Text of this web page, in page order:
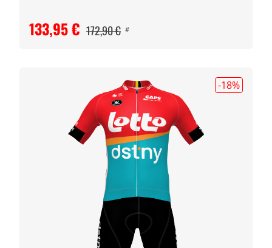
133,95 € 172,90 € #
-18%